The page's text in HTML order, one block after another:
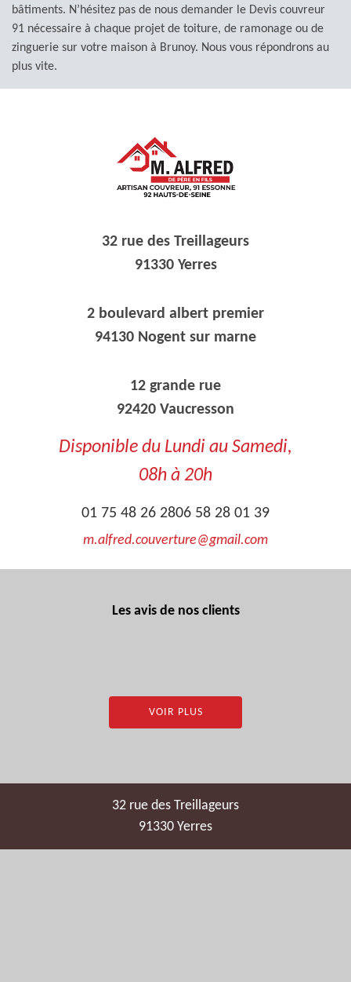
bâtiments. N’hésitez pas de nous demander le Devis couvreur
91 nécessaire à chaque projet de toiture, de ramonage ou de
zinguerie sur votre maison à Brunoy. Nous vous répondrons au
plus vite.
32 rue des Treillageurs
91330 Yerres
2 boulevard albert premier
94130 Nogent sur marne
12 grande rue
92420 Vaucresson
Disponible du Lundi au Samedi,
08h à 20h
01 75 48 26 2806 58 28 01 39
m.alfred.couverture@gmail.com
Les avis de nos clients
VOIR PLUS
32 rue des Treillageurs
91330 Yerres